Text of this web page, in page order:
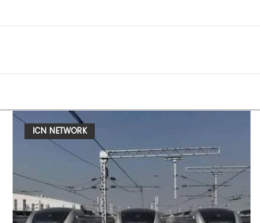
ICN NETWORK